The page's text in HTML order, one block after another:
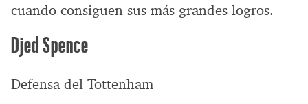
cuando consiguen sus más grandes logros.
Djed Spence
Defensa del Tottenham